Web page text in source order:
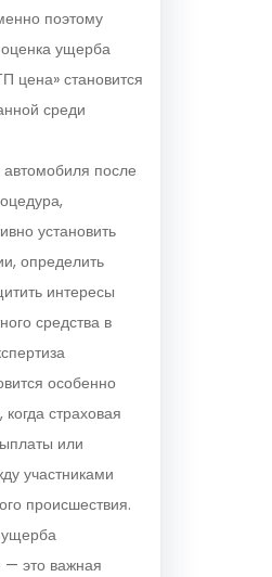
поэтому
оценка ущерба
цена» становится
среди
после
установить
определить
интересы
средства в
особенно
страховая
или
участниками
происшествия.
— это важная